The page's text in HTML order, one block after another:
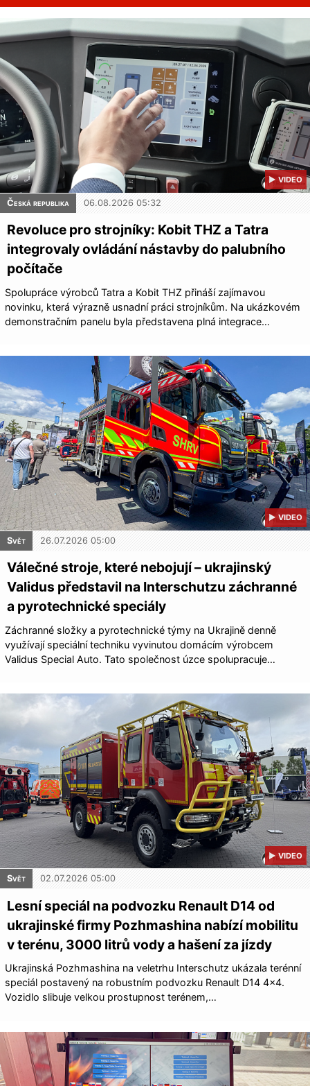
▶ VIDEO
Česká republika 06.08.2026 05:32
Revoluce pro strojníky: Kobit THZ a Tatra
integrovaly ovládání nástavby do palubního
počítače
Spolupráce výrobců Tatra a Kobit THZ přináší zajímavou
novinku, která výrazně usnadní práci strojníkům. Na ukázkovém
demonstračním panelu byla představena plná integrace…
▶ VIDEO
Svět 26.07.2026 05:00
Válečné stroje, které nebojují – ukrajinský
Validus představil na Interschutzu záchranné
a pyrotechnické speciály
Záchranné složky a pyrotechnické týmy na Ukrajině denně
využívají speciální techniku vyvinutou domácím výrobcem
Validus Special Auto. Tato společnost úzce spolupracuje…
▶ VIDEO
Svět 02.07.2026 05:00
Lesní speciál na podvozku Renault D14 od
ukrajinské firmy Pozhmashina nabízí mobilitu
v terénu, 3000 litrů vody a hašení za jízdy
Ukrajinská Pozhmashina na veletrhu Interschutz ukázala terénní
speciál postavený na robustním podvozku Renault D14 4×4.
Vozidlo slibuje velkou prostupnost terénem,…